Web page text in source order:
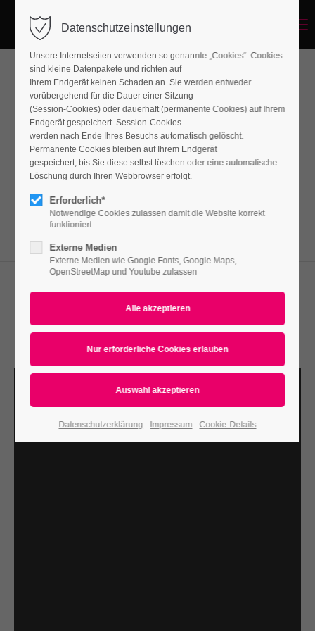
Gallery
Lorem ipsum dolor sit amet, consectetuer
adipiscing elit. Aenean commodo ligula eget
dolor. Aenean massa.
CONTAO GALLERY
Datenschutzeinstellungen
Unsere Internetseiten verwenden so genannte „Cookies“. Cookies
sind kleine Datenpakete und richten auf
Ihrem Endgerät keinen Schaden an. Sie werden entweder
vorübergehend für die Dauer einer Sitzung
(Session-Cookies) oder dauerhaft (permanente Cookies) auf Ihrem
Endgerät gespeichert. Session-Cookies
werden nach Ende Ihres Besuchs automatisch gelöscht.
Permanente Cookies bleiben auf Ihrem Endgerät
gespeichert, bis Sie diese selbst löschen oder eine automatische
Löschung durch Ihren Webbrowser erfolgt.
Erforderlich*
Notwendige Cookies zulassen damit die Website korrekt
funktioniert
Externe Medien
Externe Medien wie Google Fonts, Google Maps,
OpenStreetMap und Youtube zulassen
Datenschutzerklärung Impressum Cookie-Details